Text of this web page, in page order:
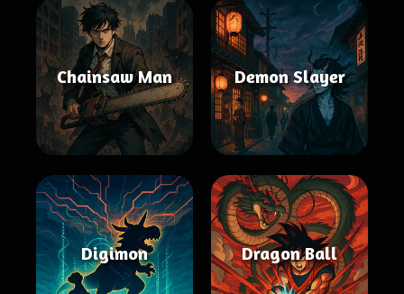
Chainsaw Man Demon Slayer
Digimon Dragon Ball